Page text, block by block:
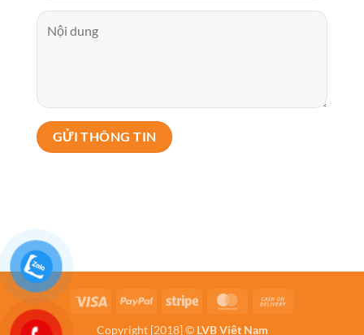
Visa PayPal Stripe MasterCard
Copyright [2018] © LVB Việt Nam